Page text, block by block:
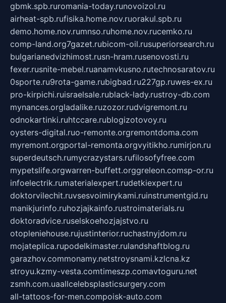
gbmk.spb.ruromania-today.runovoizol.ru
airheat-spb.rufisika.home.nov.ruorakul.spb.ru
demo.home.nov.rumnso.ruhome.nov.rucemko.ru
comp-land.org7gazet.rubicom-oil.rusuperiorsearch.ru
bulgarianedvizhimost.rusn-hram.rusenovosti.ru
fexer.rusnite-mebel.ruanamvkusno.rutechnosaratov.ru
0sporte.ru9rota-game.rubigbad.ru227gp.ruwes-ex.ru
pro-kirpichi.ruisraelsale.rublack-lady.rustroy-db.com
mynances.orgladalike.ruzozor.rudvigremont.ru
odnokartinki.ruhtccare.rublogizotovoy.ru
oysters-digital.ruo-remonte.orgremontdoma.com
myremont.orgportal-remonta.orgvyitikho.rumirjon.ru
superdeutsch.rumycrazystars.rufilosofyfree.com
mypetslife.orgwarren-buffett.orggreleon.comsp-or.ru
infoelectrik.rumaterialexpert.rudetkiexpert.ru
doktorvilechit.ruvsesvoimirykami.ruinstrumentgid.ru
manikjurinfo.ruhozjajkainfo.rustroimaterials.ru
doktoradvice.ruselskoehozjajstvo.ru
otopleniehouse.rujustinterior.ruchastnyjdom.ru
mojateplica.rupodelkimaster.rulandshaftblog.ru
garazhov.commonamy.netstroysnami.kzlcna.kz
stroyu.kzmy-vesta.comtimeszp.comavtoguru.net
zsmh.com.uaallcelebsplasticsurgery.com
all-tattoos-for-men.compoisk-auto.com